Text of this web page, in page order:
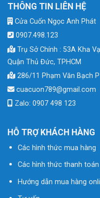
THÔNG TIN LIÊN HỆ
Cửa Cuốn Ngọc Anh Phát
0907.498.123
Trụ Sở Chính : 53A Kha
Quận Thủ Đức, TPHCM
286/11 Phạm Văn Bạch
cuacuon789@gmail.com
Zalo: 0907 498 123
HỖ TRỢ KHÁCH HÀNG
Các hình thức mua hàng
Các hình thức thanh toán
Hướng dẫn mua hàng